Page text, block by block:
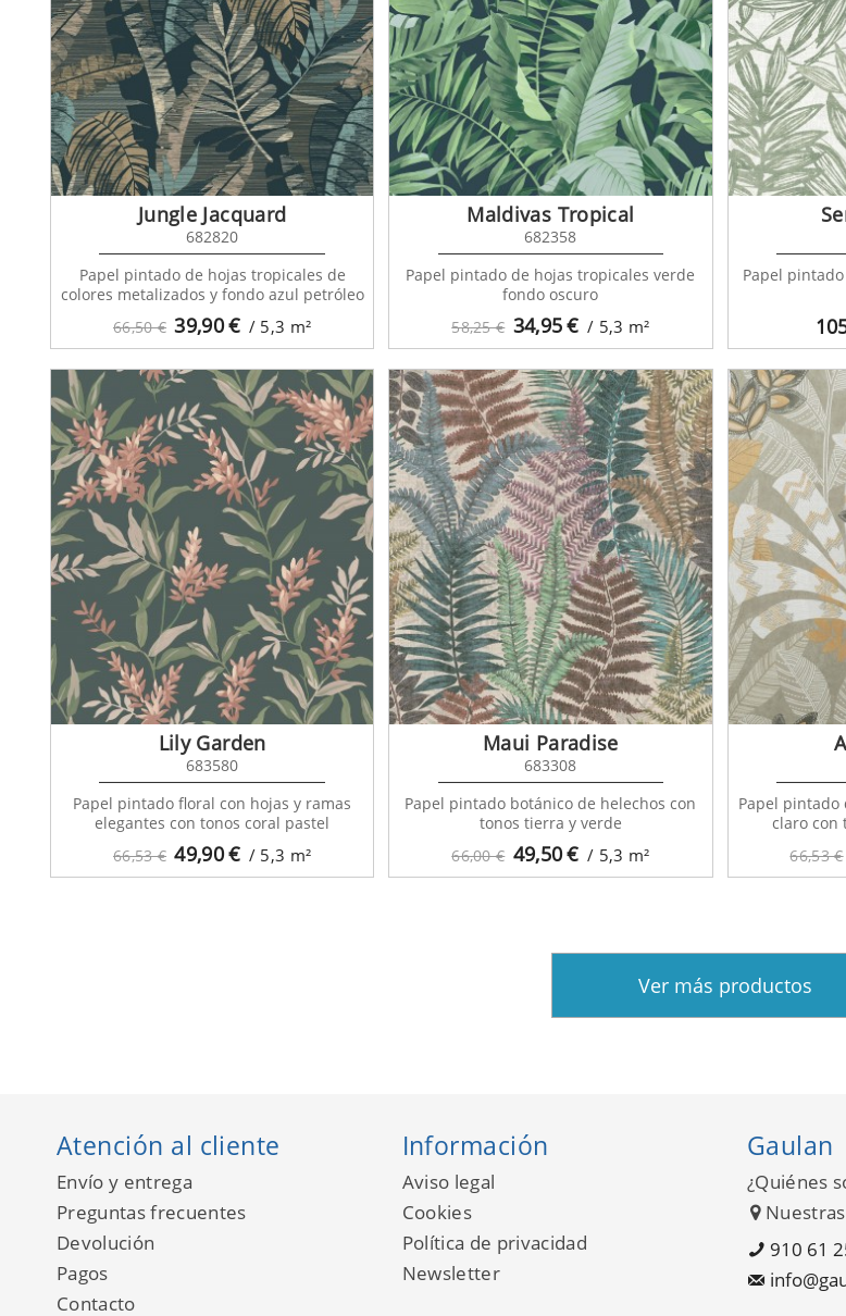
66,50 € 39,90€ / 5,3 m²
Jungle Jacquard
682820
Papel pintado de hojas tropicales de
colores metalizados y fondo azul petróleo
58,25 € 34,95€ / 5,3 m²
Maldivas Tropical
682358
Papel pintado de hojas tropicales verde
fondo oscuro
Papel
66,53 € 49,90€ / 5,3 m²
Lily Garden
683580
Papel pintado floral con hojas y ramas
elegantes con tonos coral pastel
66,00 € 49,50€ / 5,3 m²
Maui Paradise
683308
Papel pintado botánico de helechos con
tonos tierra y verde
66,53 €
Papel pintado
claro con
Ver más productos
Atención al cliente
Envío y entrega
Preguntas frecuentes
Devolución
Pagos
Contacto
Información
Aviso legal
Cookies
Política de privacidad
Newsletter
Gaulan
¿Quiénes
910 61